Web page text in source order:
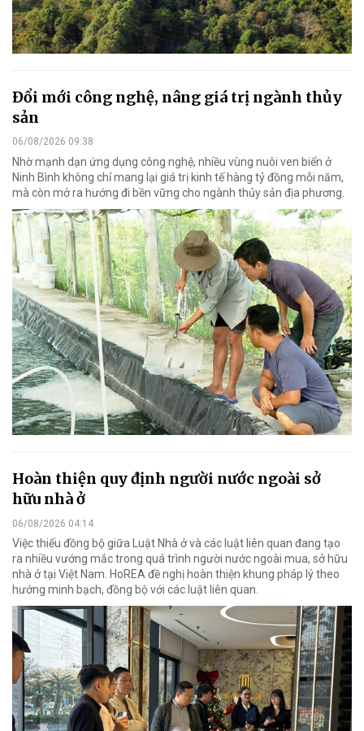
Đổi mới công nghệ, nâng giá trị ngành thủy
sản
06/08/2026 09:38
Nhờ mạnh dạn ứng dụng công nghệ, nhiều vùng nuôi ven biển ở
Ninh Bình không chỉ mang lại giá trị kinh tế hàng tỷ đồng mỗi năm,
mà còn mở ra hướng đi bền vững cho ngành thủy sản địa phương.
Hoàn thiện quy định người nước ngoài sở
hữu nhà ở
06/08/2026 04:14
Việc thiếu đồng bộ giữa Luật Nhà ở và các luật liên quan đang tạo
ra nhiều vướng mắc trong quá trình người nước ngoài mua, sở hữu
nhà ở tại Việt Nam. HoREA đề nghị hoàn thiện khung pháp lý theo
hướng minh bạch, đồng bộ với các luật liên quan.